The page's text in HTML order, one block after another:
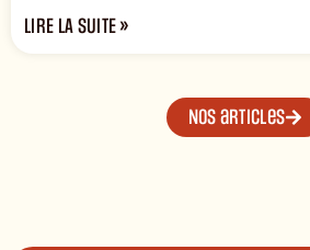
LIRE LA SUITE »
Nos articles